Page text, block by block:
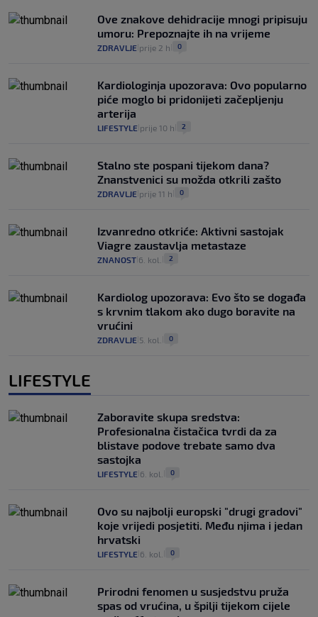
Ove znakove dehidracije mnogi pripisuju
umoru: Prepoznajte ih na vrijeme
ZDRAVLJE prije 2 h 0
Kardiologinja upozorava: Ovo popularno
piće moglo bi pridonijeti začepljenju
arterija
LIFESTYLE prije 10 h 2
Stalno ste pospani tijekom dana?
Znanstvenici su možda otkrili zašto
ZDRAVLJE prije 11 h 0
Izvanredno otkriće: Aktivni sastojak
Viagre zaustavlja metastaze
ZNANOST 6. kol. 2
Kardiolog upozorava: Evo što se događa
s krvnim tlakom ako dugo boravite na
vrućini
ZDRAVLJE 5. kol. 0
LIFESTYLE
Zaboravite skupa sredstva:
Profesionalna čistačica tvrdi da za
blistave podove trebate samo dva
sastojka
LIFESTYLE 6. kol. 0
Ovo su najbolji europski "drugi gradovi"
koje vrijedi posjetiti. Među njima i jedan
hrvatski
LIFESTYLE 6. kol. 0
Prirodni fenomen u susjedstvu pruža
spas od vrućina, u špilji tijekom cijele